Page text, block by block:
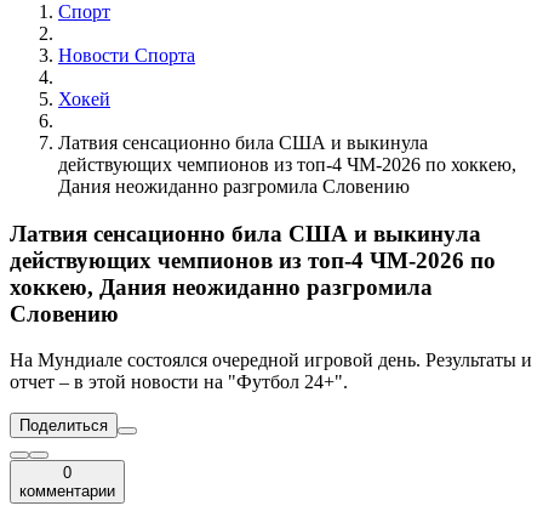
Спорт
Новости Cпорта
Хокей
Латвия сенсационно била США и выкинула
действующих чемпионов из топ-4 ЧМ-2026 по хоккею,
Дания неожиданно разгромила Словению
Латвия сенсационно била США и выкинула
действующих чемпионов из топ-4 ЧМ-2026 по
хоккею, Дания неожиданно разгромила
Словению
На Мундиале состоялся очередной игровой день. Результаты и
отчет – в этой новости на "Футбол 24+".
Поделиться
0
комментарии